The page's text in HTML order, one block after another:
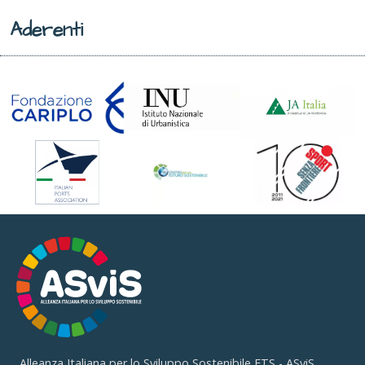
Aderenti